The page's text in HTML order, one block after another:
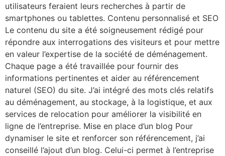
utilisateurs feraient leurs recherches à partir de
smartphones ou tablettes. Contenu personnalisé et SEO
Le contenu du site a été soigneusement rédigé pour
répondre aux interrogations des visiteurs et pour mettre
en valeur l’expertise de la société de déménagement.
Chaque page a été travaillée pour fournir des
informations pertinentes et aider au référencement
naturel (SEO) du site. J’ai intégré des mots clés relatifs
au déménagement, au stockage, à la logistique, et aux
services de relocation pour améliorer la visibilité en
ligne de l’entreprise. Mise en place d’un blog Pour
dynamiser le site et renforcer son référencement, j’ai
conseillé l’ajout d’un blog. Celui-ci permet à l’entreprise